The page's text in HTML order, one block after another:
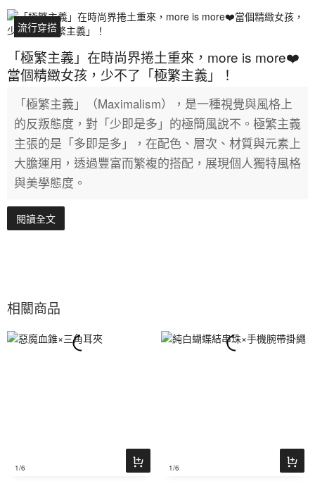
流行穿搭
「極繁主義」在時尚界捲土重來，more is more❤️
當個精緻女孩，少不了「極繁主義」！
「極繁主義」（Maximalism），是一種視覺與風格上
的反叛態度，對「少即是多」的極簡風說不。極繁主義
主張的是「多即是多」，在配色、層次、材質與元素上
大膽運用，透過豐富而繁複的搭配，展現個人獨特風格
與美學態度。
閱讀全文
相關商品
1/6 1/6